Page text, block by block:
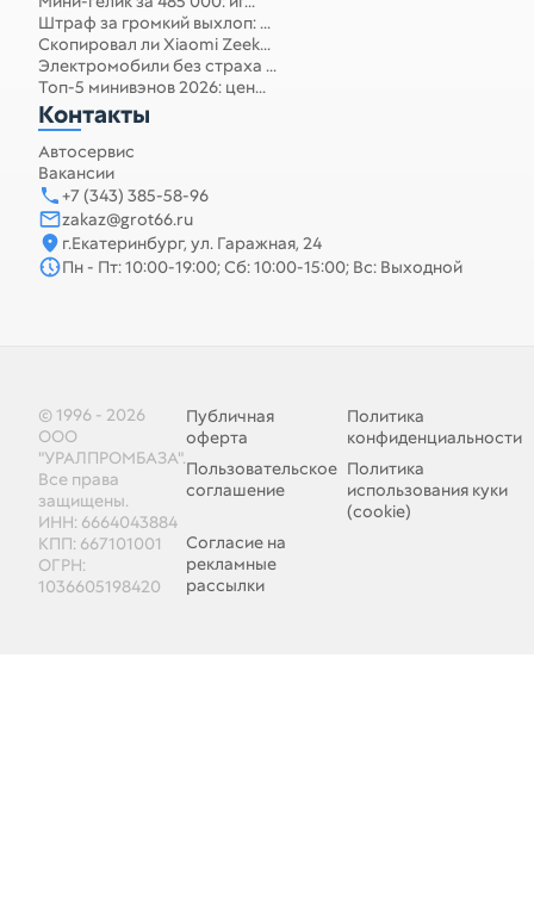
Штраф за громкий выхлоп: ...
Скопировал ли Xiaomi Zeek...
Электромобили без страха ...
Топ-5 минивэнов 2026: цен...
Контакты
Автосервис
Вакансии
+7 (343) 385-58-96
zakaz@grot66.ru
г.Екатеринбург, ул. Гаражная, 24
Пн - Пт: 10:00-19:00; Сб: 10:00-15:00; Вс: Выходной
© 1996 - 2026
ООО
"УРАЛПРОМБАЗА".
Все права
защищены.
ИНН: 6664043884
КПП: 667101001
ОГРН:
1036605198420
Публичная
оферта
Политика
конфиденциальности
Пользовательское
соглашение
Политика
использования куки
(cookie)
Согласие на
рекламные
рассылки